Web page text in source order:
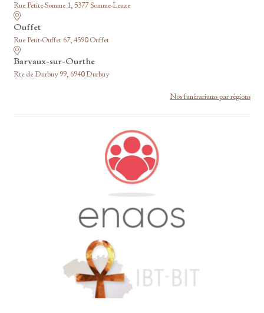
Rue Petite-Somme 1, 5377 Somme-Leuze
Ouffet
Rue Petit-Ouffet 67, 4590 Ouffet
Barvaux-sur-Ourthe
Rte de Durbuy 99, 6940 Durbuy
Nos funérariums par régions